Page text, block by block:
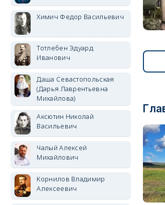
Химич Федор Васильевич
Тотлебен Эдуард
Иванович
Даша Севастопольская
(Дарья Лаврентьевна
Михайлова)
Аксютин Николай
Васильевич
Чалый Алексей
Михайлович
Корнилов Владимир
Алексеевич